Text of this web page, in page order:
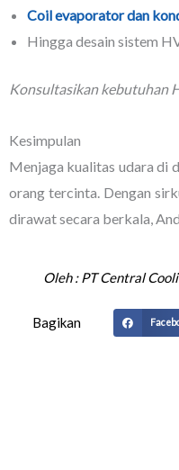
Coil evaporator dan
Hingga desain sistem
Konsultasikan kebutuhan
Kesimpulan
Menjaga kualitas udara di
orang tercinta. Dengan
dirawat secara berkala,
Oleh :PT Central
Bagikan